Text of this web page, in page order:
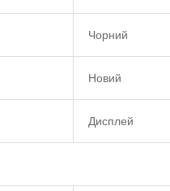
Чорний
Новий
Дисплей